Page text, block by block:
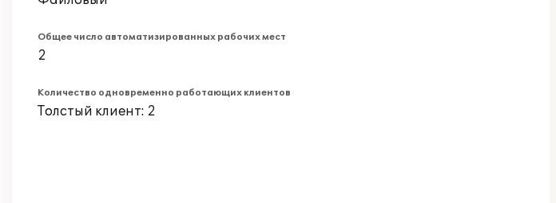
Общее число автоматизированных рабочих мест
2
Количество одновременно работающих клиентов
Толстый клиент: 2